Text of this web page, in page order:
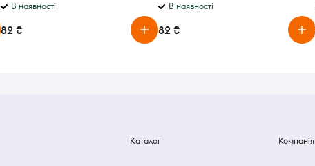
В наявності
82 ₴
В наявності
82 ₴
Каталог Компанія